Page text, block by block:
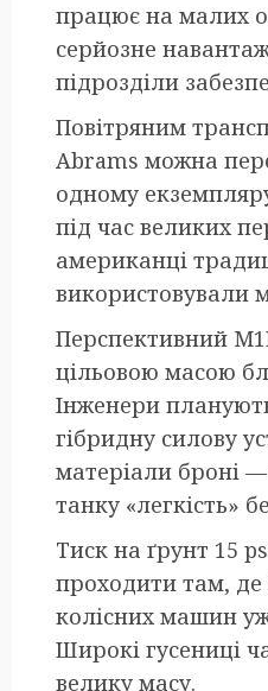
працює на малих
серйозне
підрозділи
Повітряним
Abrams можна
одному
під час великих
американці
використовували
Перспективний
цільовою масою
Інженери
гібридну силову
матеріали броні
танку «легкість»
Тиск на ґрунт 15
проходити там, де
колісних машин
Широкі гусениці
велику масу.